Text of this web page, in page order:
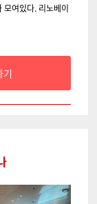
모여있다. 리노베이